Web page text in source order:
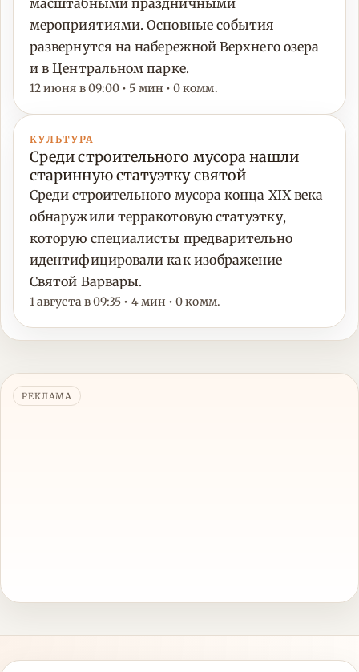
масштабными праздничными
мероприятиями. Основные события
развернутся на набережной Верхнего озера
и в Центральном парке.
12 июня в 09:00 • 5 мин • 0 комм.
КУЛЬТУРА
Среди строительного мусора нашли
старинную статуэтку святой
Среди строительного мусора конца XIX века
обнаружили терракотовую статуэтку,
которую специалисты предварительно
идентифицировали как изображение
Святой Варвары.
1 августа в 09:35 • 4 мин • 0 комм.
РЕКЛАМА